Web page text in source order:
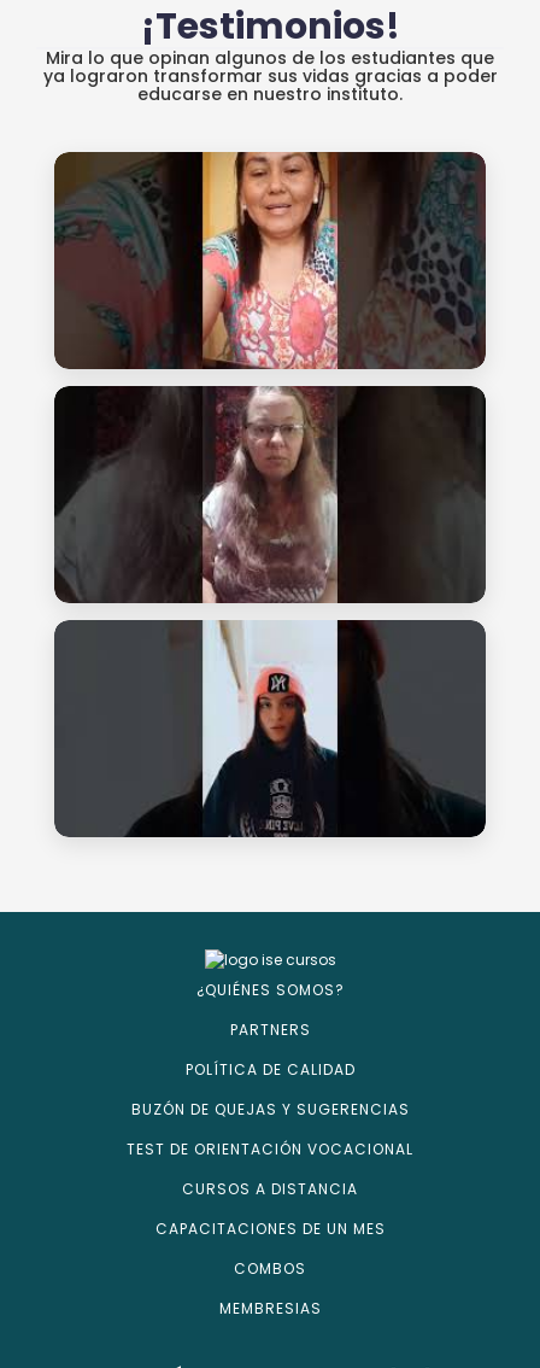
¡Testimonios!
Mira lo que opinan algunos de los estudiantes que
ya lograron transformar sus vidas gracias a poder
educarse en nuestro instituto.
¿QUIÉNES SOMOS?
PARTNERS
POLÍTICA DE CALIDAD
BUZÓN DE QUEJAS Y SUGERENCIAS
TEST DE ORIENTACIÓN VOCACIONAL
CURSOS A DISTANCIA
CAPACITACIONES DE UN MES
COMBOS
MEMBRESIAS